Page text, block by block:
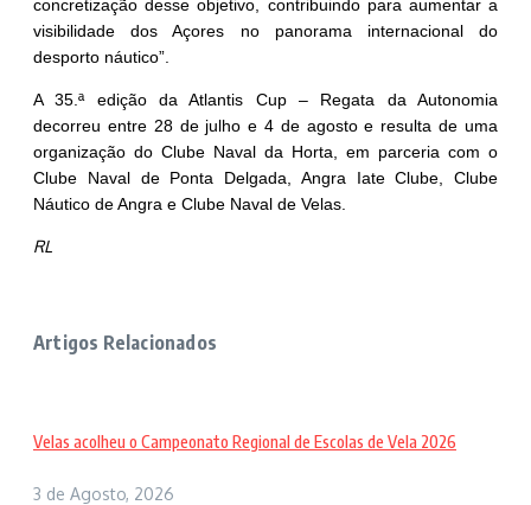
concretização desse objetivo, contribuindo para aumentar a
visibilidade dos Açores no panorama internacional do
desporto náutico”.
A 35.ª edição da Atlantis Cup – Regata da Autonomia
decorreu entre 28 de julho e 4 de agosto e resulta de uma
organização do Clube Naval da Horta, em parceria com o
Clube Naval de Ponta Delgada, Angra Iate Clube, Clube
Náutico de Angra e Clube Naval de Velas.
RL
Artigos Relacionados
Velas acolheu o Campeonato Regional de Escolas de Vela 2026
3 de Agosto, 2026